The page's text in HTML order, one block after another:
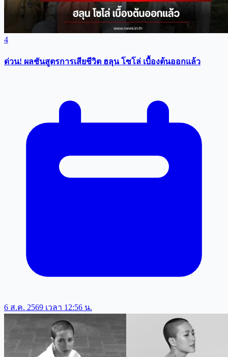
4
ด่วน! ผลชันสูตรการเสียชีวิต ฮลุน โซโล่ เบื้องต้นออกแล้ว
6 ส.ค. 2569 เวลา 12:56 น.